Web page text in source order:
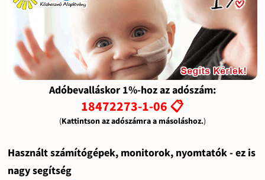
Adóbevalláskor 1%-hoz az adószám:
18472273-1-06 📋
(Kattintson az adószámra a másoláshoz.)
Használt számítógépek, monitorok, nyomtatók - ez is
nagy segítség